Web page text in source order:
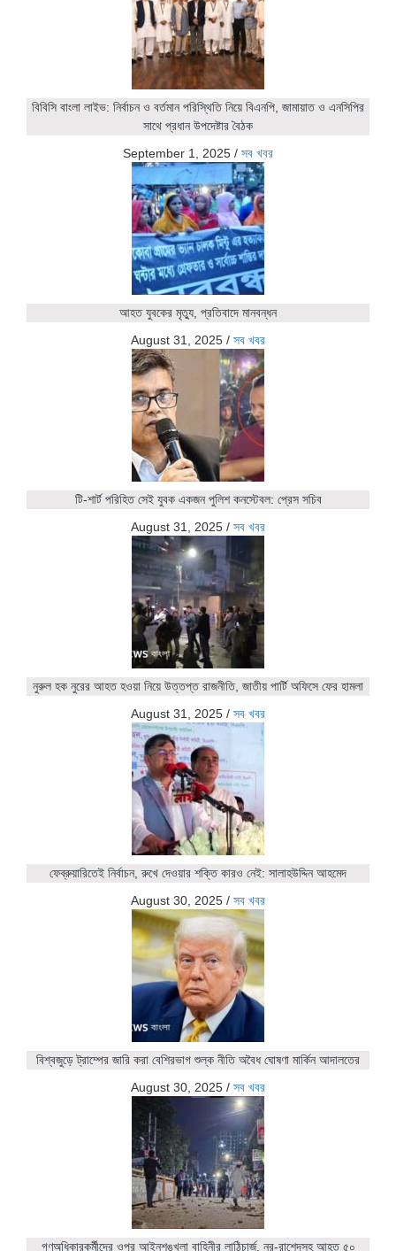
বিবিসি বাংলা লাইভ: নির্বাচন ও বর্তমান পরিস্থিতি নিয়ে বিএনপি, জামায়াত ও এনসিপির
সাথে প্রধান উপদেষ্টার বৈঠক
September 1, 2025 / সব খবর
আহত যুবকের মৃত্যু, প্রতিবাদে মানবন্ধন
August 31, 2025 / সব খবর
টি-শার্ট পরিহিত সেই যুবক একজন পুলিশ কনস্টেবল: প্রেস সচিব
August 31, 2025 / সব খবর
নুরুল হক নুরের আহত হওয়া নিয়ে উত্তপ্ত রাজনীতি, জাতীয় পার্টি অফিসে ফের হামলা
August 31, 2025 / সব খবর
ফেব্রুয়ারিতেই নির্বাচন, রুখে দেওয়ার শক্তি কারও নেই: সালাহউদ্দিন আহমেদ
August 30, 2025 / সব খবর
বিশ্বজুড়ে ট্রাম্পের জারি করা বেশিরভাগ শুল্ক নীতি অবৈধ ঘোষণা মার্কিন আদালতের
August 30, 2025 / সব খবর
গণঅধিকারকর্মীদের ওপর আইনশৃঙ্খলা বাহিনীর লাঠিচার্জ, নুর-রাশেদসহ আহত ৫০